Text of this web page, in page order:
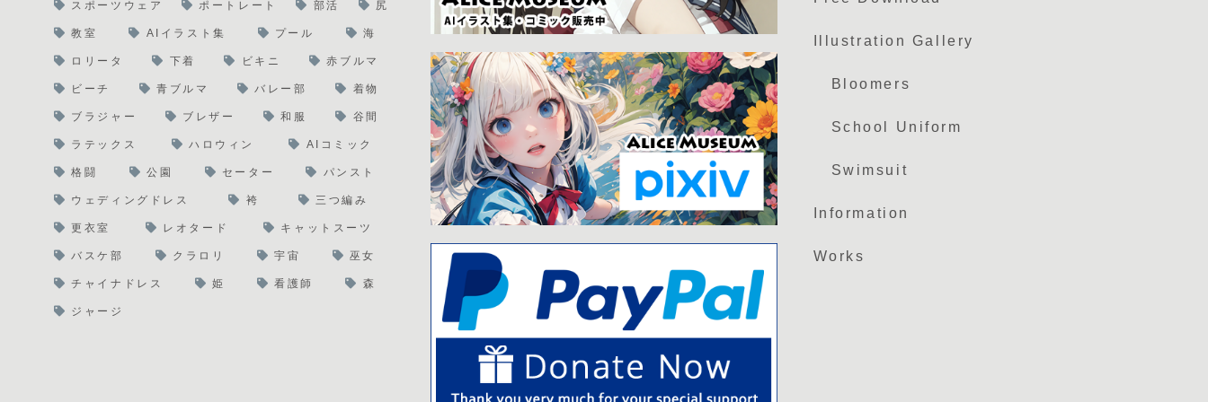
スポーツウェア ポートレート 部活 尻
教室 AIイラスト集 プール 海
ロリータ 下着 ビキニ 赤ブルマ
ビーチ 青ブルマ バレー部 着物
ブラジャー ブレザー 和服 谷間
ラテックス ハロウィン AIコミック
格闘 公園 セーター パンスト
ウェディングドレス 袴 三つ編み
更衣室 レオタード キャットスーツ
バスケ部 クラロリ 宇宙 巫女
チャイナドレス 姫 看護師 森
ジャージ
Illustration Gallery
Bloomers
School Uniform
Swimsuit
Information
Works